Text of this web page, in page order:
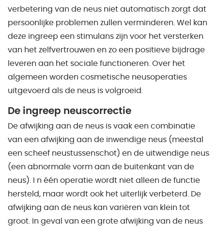
verbetering van de neus niet automatisch zorgt dat
persoonlijke problemen zullen verminderen. Wel kan
deze ingreep een stimulans zijn voor het versterken
van het zelfvertrouwen en zo een positieve bijdrage
leveren aan het sociale functioneren. Over het
algemeen worden cosmetische neusoperaties
uitgevoerd als de neus is volgroeid.
De ingreep neuscorrectie
De afwijking aan de neus is vaak een combinatie
van een afwijking aan de inwendige neus (meestal
een scheef neustussenschot) en de uitwendige neus
(een abnormale vorm aan de buitenkant van de
neus). I n één operatie wordt niet alleen de functie
hersteld, maar wordt ook het uiterlijk verbeterd. De
afwijking aan de neus kan variëren van klein tot
groot. In geval van een grote afwijking van de neus